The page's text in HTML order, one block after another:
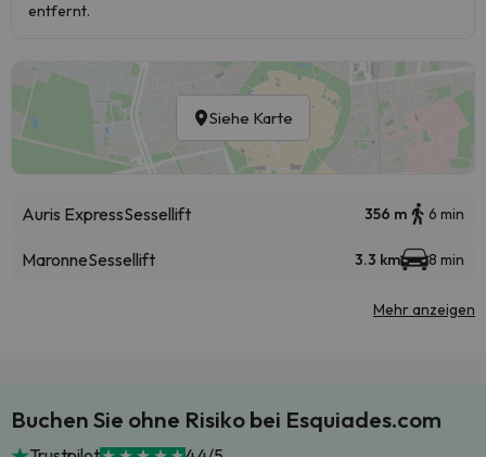
entfernt.
Siehe Karte
Auris ExpressSessellift 356 m 6 min
MaronneSessellift 3.3 km 8 min
Mehr anzeigen
Buchen Sie ohne Risiko bei Esquiades.com